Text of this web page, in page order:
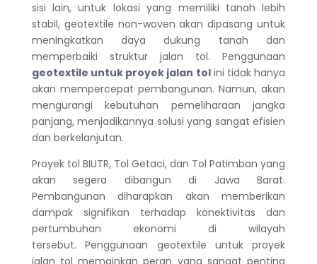
sisi lain, untuk lokasi yang memiliki tanah lebih
stabil, geotextile non-woven akan dipasang untuk
meningkatkan daya dukung tanah dan
memperbaiki struktur jalan tol.Penggunaan
geotextile untuk proyek jalan tolini tidak hanya
akan mempercepat pembangunan. Namun, akan
mengurangi kebutuhan pemeliharaan jangka
panjang, menjadikannya solusi yang sangat efisien
dan berkelanjutan.
Proyek tol BIUTR, Tol Getaci, dan Tol Patimban yang
akan segera dibangun di Jawa Barat.
Pembangunan diharapkan akan memberikan
dampak signifikan terhadap konektivitas dan
pertumbuhan ekonomi di wilayah
tersebut.Penggunaan geotextile untuk proyek
jalan tol memainkan peran yang sangat penting